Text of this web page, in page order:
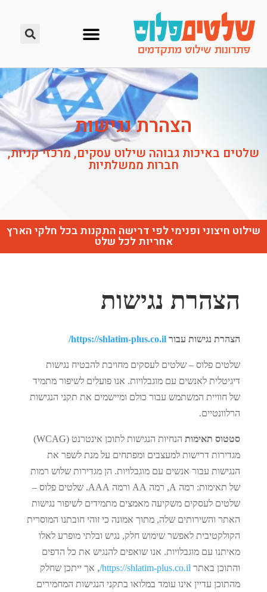
הצהרת נגישות
שלטים באיכות גבוהה שילוט עסקים, מרכזי קניות,
חברות ממשלתיות
שילוט חיצוני ופנימי לפי דרישה התקנות בכל חלקי הארץ
אחריות לכל שלט
הצהרת נגישות
הצהרת נגישות עבור https://shlatim-plus.co.il/
שלטים פלוס – שלטים לעסקים מחויבת להבטיח נגישות
דיגיטלית לאנשים עם מוגבלויות. אנו פועלים לשיפור מתמיד
של חוויית המשתמש עבור כולם ומיישמים את תקני הנגישות
הרלוונטיים.
סטטוס תאימות
הנחיות הנגישות לתוכן אינטרנט (WCAG)
מגדירות דרישות למעצבים ומפתחים על מנת לשפר את
הנגישות עבור אנשים עם מוגבלויות. הן מגדירות שלוש רמות
של תאימות: רמה A, רמה AA ורמה AAA. שלטים פלוס –
שלטים לעסקים משקיעה מאמצים מתמידים לשיפור נגישות
האתר והשירותים שלה, מתוך אמונה כי זוהי חובתנו המוסרית
הקולקטיבית לאפשר שימוש חלק, נגיש ובלתי מופרע לאלו
מאיתנו עם מוגבלויות. אנו שואפים להנגיש את כל הדפים
והתוכן באתר https://shlatim-plus.co.il/ , אך ייתכן שחלק
מהתוכן עדיין אינו עומד במלואו בתקני הנגישות המחמירים